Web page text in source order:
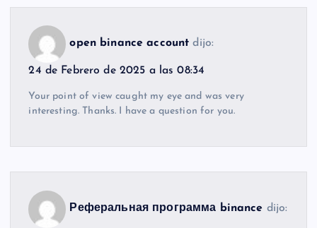
open binance account dijo:
24 de Febrero de 2025 a las 08:34
Your point of view caught my eye and was very
interesting. Thanks. I have a question for you.
Реферальная программа binance dijo: